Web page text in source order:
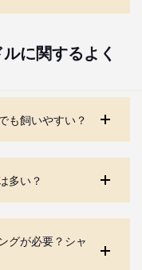
に関するよく
も飼いやすい？
多い？
グが必要？シャ